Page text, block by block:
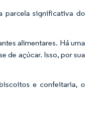
parcela significativa do
alimentares. Há uma
de açúcar. Isso, por sua
e confeitaria, o